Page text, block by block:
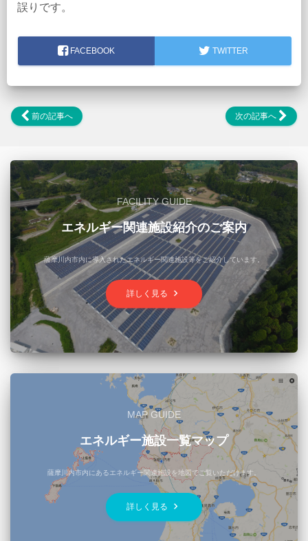
誤りです。
FACEBOOK TWITTER
前の記事へ 次の記事へ
FACILITY GUIDE
エネルギー関連施設紹介のご案内
薩摩川内市内に導入されたエネルギー関連施設等をご紹介しています。
詳しく見る keyboard_arrow_right
MAP GUIDE
エネルギー施設一覧マップ
薩摩川内市内にあるエネルギー関連施設を地図でご覧いただけます。
詳しく見る keyboard_arrow_right